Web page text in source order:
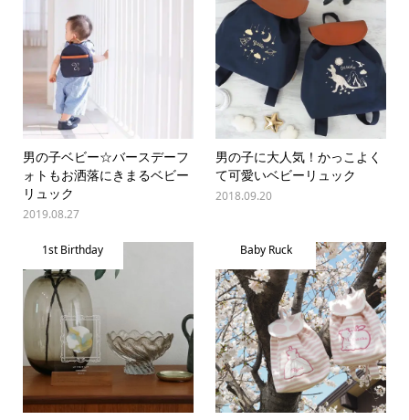
男の子ベビー☆バースデーフ
ォトもお洒落にきまるベビー
リュック
2019.08.27
男の子に大人気！かっこよく
て可愛いベビーリュック
2018.09.20
1st Birthday Baby Ruck